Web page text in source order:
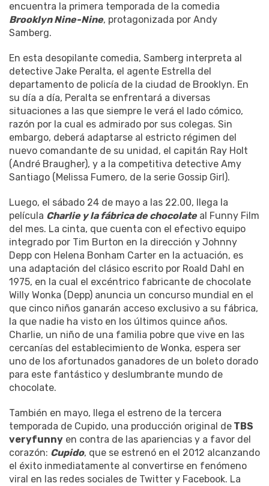
encuentra la primera temporada de la comedia
Brooklyn Nine-Nine, protagonizada por Andy
Samberg.
En esta desopilante comedia, Samberg interpreta al
detective Jake Peralta, el agente Estrella del
departamento de policía de la ciudad de Brooklyn. En
su día a día, Peralta se enfrentará a diversas
situaciones a las que siempre le verá el lado cómico,
razón por la cual es admirado por sus colegas. Sin
embargo, deberá adaptarse al estricto régimen del
nuevo comandante de su unidad, el capitán Ray Holt
(André Braugher), y a la competitiva detective Amy
Santiago (Melissa Fumero, de la serie Gossip Girl).
Luego, el sábado 24 de mayo a las 22.00, llega la
película Charlie y la fábrica de chocolateal Funny Film
del mes. La cinta, que cuenta con el efectivo equipo
integrado por Tim Burton en la dirección y Johnny
Depp con Helena Bonham Carter en la actuación, es
una adaptación del clásico escrito por Roald Dahl en
1975, en la cual el excéntrico fabricante de chocolate
Willy Wonka (Depp) anuncia un concurso mundial en el
que cinco niños ganarán acceso exclusivo a su fábrica,
la que nadie ha visto en los últimos quince años.
Charlie, un niño de una familia pobre que vive en las
cercanías del establecimiento de Wonka, espera ser
uno de los afortunados ganadores de un boleto dorado
para este fantástico y deslumbrante mundo de
chocolate.
También en mayo, llega el estreno de la tercera
temporada de Cupido, una producción original de TBS
veryfunny en contra de las apariencias y a favor del
corazón: Cupido, que se estrenó en el 2012 alcanzando
el éxito inmediatamente al convertirse en fenómeno
viral en las redes sociales de Twitter y Facebook. La